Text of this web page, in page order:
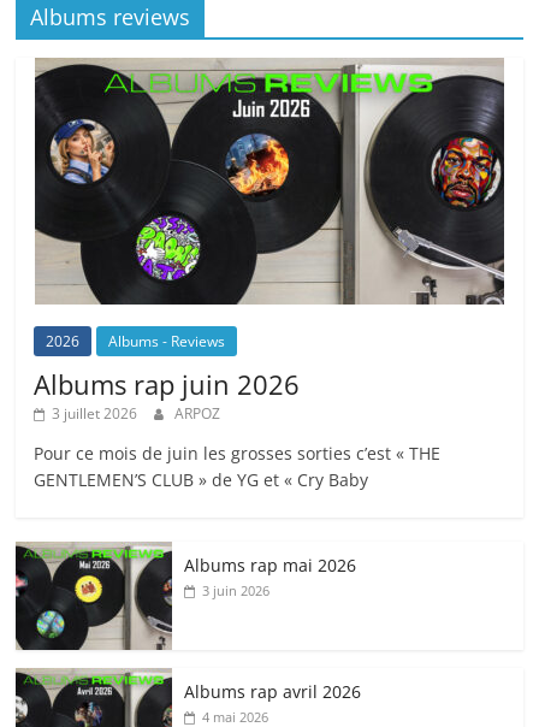
Albums reviews
2026 Albums - Reviews
Albums rap juin 2026
3 juillet 2026 ARPOZ
Pour ce mois de juin les grosses sorties c’est « THE
GENTLEMEN’S CLUB » de YG et « Cry Baby
Albums rap mai 2026
3 juin 2026
Albums rap avril 2026
4 mai 2026